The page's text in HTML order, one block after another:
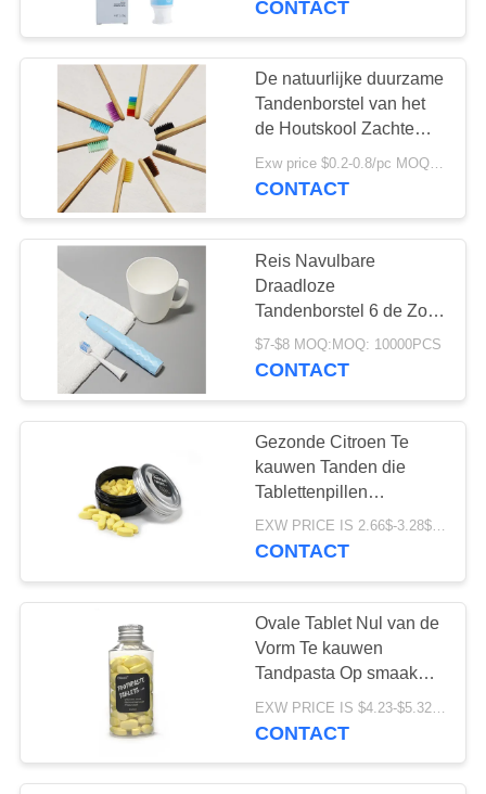
PRIVACYBELEID
Houtskooltandpasta
De Tandpasta van
organische
Kinderen
Tanden die Poeder
witten
17
Te kauwen
Tandpastatablet
CONTACT
De natuurlijke duurzame
Tandenborstel van het
de Houtskool Zachte
Varkenshaar van de
bamboetandenborstel
Exw price $0.2-0.8/pc MOQ:100pcs
CONTACT
Reis Navulbare
Draadloze
Tandenborstel 6 de Zorg
Elektrische
Tandenborstel IPX7 van
$7-$8 MOQ:MOQ: 10000PCS
CONTACT
Gezonde Citroen Te
kauwen Tanden die
Tablettenpillen
schoonmaken Geen
Afval
EXW PRICE IS 2.66$-3.28$/BOTTLE MOQ:de doos van 60pcs *100
CONTACT
Ovale Tablet Nul van de
Vorm Te kauwen
Tandpasta Op smaak
gebrachte Afvalcitroen
CONTACT